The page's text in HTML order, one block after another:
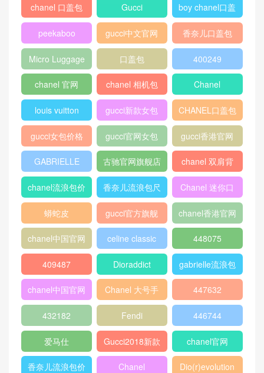
致8人受伤
的夫妻的睡姿
热门标签
chanel 口盖包 Gucci
boy chanel口盖
包
peekaboo gucci中文官网
香奈儿口盖包
2018
Micro Luggage 口盖包 400249
chanel 官网 chanel 相机包 Chanel
louis vuitton gucci新款女包 CHANEL口盖包
gucci女包价格 gucci官网女包 gucci香港官网
GABRIELLE 古驰官网旗舰店
chanel 双肩背
包
chanel流浪包价
格
香奈儿流浪包尺
寸
Chanel 迷你口
盖包
蟒蛇皮
gucci官方旗舰
店
chanel香港官网
chanel中国官网
celine classic
box
448075
409487 Dioraddict gabrielle流浪包
chanel中国官网
Chanel 大号手
447632